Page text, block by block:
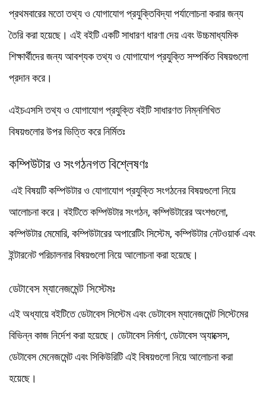
প্রথমবারের মতো তথ্য ও যোগাযোগ প্রযুক্তিবিদ্যা পর্যালোচনা করার জন্য
তৈরি করা হয়েছে। এই বইটি একটি সাধারণ ধারণা দেয় এবং উচ্চমাধ্যমিক
শিক্ষার্থীদের জন্য আবশ্যক তথ্য ও যোগাযোগ প্রযুক্তি সম্পর্কিত বিষয়গুলো
প্রদান করে।
এইচএসসি তথ্য ও যোগাযোগ প্রযুক্তি বইটি সাধারণত নিম্নলিখিত
বিষয়গুলোর উপর ভিত্তি করে নির্মিতঃ
কম্পিউটার ও সংগঠনগত বিশ্লেষণঃ
এই বিষয়টি কম্পিউটার ও যোগাযোগ প্রযুক্তি সংগঠনের বিষয়গুলো নিয়ে
আলোচনা করে। বইটিতে কম্পিউটার সংগঠন, কম্পিউটারের অংশগুলো,
কম্পিউটার মেমোরি, কম্পিউটারের অপারেটিং সিস্টেম, কম্পিউটার নেটওয়ার্ক এবং
ইন্টারনেট পরিচালনার বিষয়গুলো নিয়ে আলোচনা করা হয়েছে।
ডেটাবেস ম্যানেজমেন্ট সিস্টেমঃ
এই অধ্যায়ে বইটিতে ডেটাবেস সিস্টেম এবং ডেটাবেস ম্যানেজমেন্ট সিস্টেমের
বিভিন্ন কাজ নির্দেশ করা হয়েছে। ডেটাবেস নির্মাণ, ডেটাবেস অ্যাক্সেস,
ডেটাবেস মেনেজমেন্ট এবং সিকিউরিটি এই বিষয়গুলো নিয়ে আলোচনা করা
হয়েছে।